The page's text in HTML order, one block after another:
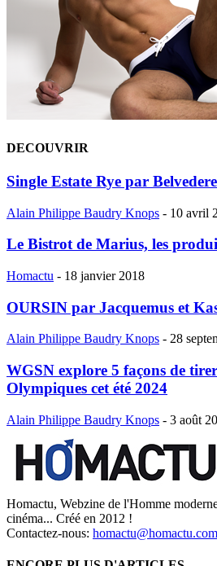
DECOUVRIR
Single Estate Rye par
Alain Philippe Baudry Knops - 10 avril
Le Bistrot de Marius, les
Homactu - 18 janvier 2018
OURSIN par Jacquemus et
Alain Philippe Baudry Knops - 28
WGSN explore 5 façons de
Olympiques cet été 2024
Alain Philippe Baudry Knops - 3 août
Homactu, Webzine de l'Homme
cinéma... Créé en 2012 !
Contactez-nous: homactu@homactu.com